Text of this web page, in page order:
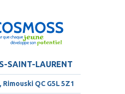
SAINT-LAURENT
Rimouski QC G5L 5Z1